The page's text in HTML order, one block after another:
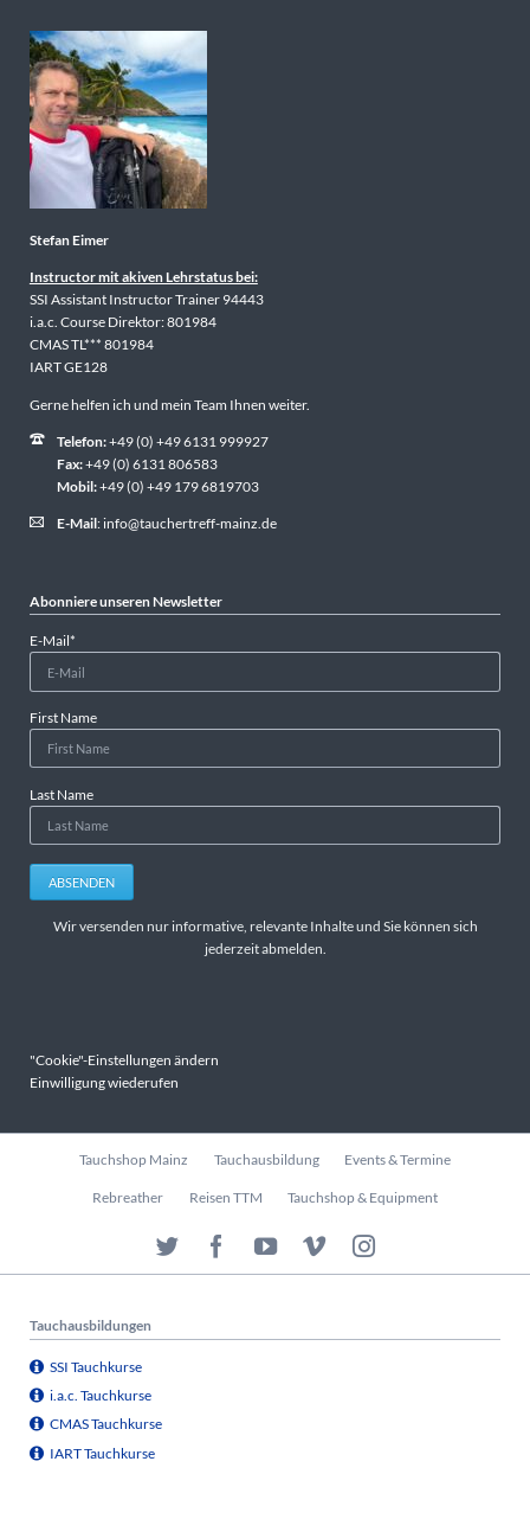
Stefan Eimer
Instructor mit akiven Lehrstatus bei:
SSI Assistant Instructor Trainer 94443
i.a.c. Course Direktor: 801984
CMAS TL*** 801984
IART GE128
Gerne helfen ich und mein Team Ihnen weiter.
Telefon:+49 (0) +49 6131 999927
Fax:+49 (0) 6131 806583
Mobil:+49 (0) +49 179 6819703
E-Mail: info@tauchertreff-mainz.de
Abonniere unseren Newsletter
Pflichtfeld
E-Mail*
First Name
Last Name
ABSENDEN
Wir versenden nur informative, relevante Inhalte und Sie können sich
jederzeit abmelden.
"Cookie"-Einstellungen ändern
Einwilligung wiederufen
Navigation
Tauchshop Mainz Tauchausbildung Events & Termine
Rebreather Reisen TTM Tauchshop & Equipment
Tauchausbildungen
SSI Tauchkurse
i.a.c. Tauchkurse
CMAS Tauchkurse
IART Tauchkurse